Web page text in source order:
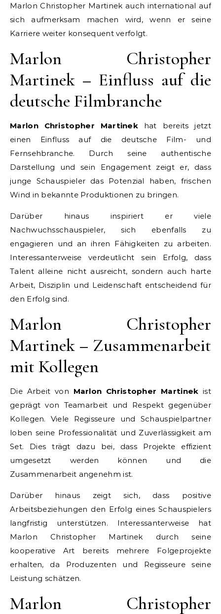
Marlon Christopher Martinek auch international auf
sich aufmerksam machen wird, wenn er seine
Karriere weiter konsequent verfolgt.
Marlon Christopher
Martinek – Einfluss auf die
deutsche Filmbranche
Marlon Christopher Martinek hat bereits jetzt
einen Einfluss auf die deutsche Film- und
Fernsehbranche. Durch seine authentische
Darstellung und sein Engagement zeigt er, dass
junge Schauspieler das Potenzial haben, frischen
Wind in bekannte Produktionen zu bringen.
Darüber hinaus inspiriert er viele
Nachwuchsschauspieler, sich ebenfalls zu
engagieren und an ihren Fähigkeiten zu arbeiten.
Interessanterweise verdeutlicht sein Erfolg, dass
Talent alleine nicht ausreicht, sondern auch harte
Arbeit, Disziplin und Leidenschaft entscheidend für
den Erfolg sind.
Marlon Christopher
Martinek – Zusammenarbeit
mit Kollegen
Die Arbeit von Marlon Christopher Martinek ist
geprägt von Teamarbeit und Respekt gegenüber
Kollegen. Viele Regisseure und Schauspielpartner
loben seine Professionalität und Zuverlässigkeit am
Set. Dies trägt dazu bei, dass Projekte effizient
umgesetzt werden können und die
Zusammenarbeit angenehm ist.
Darüber hinaus zeigt sich, dass positive
Arbeitsbeziehungen den Erfolg eines Schauspielers
langfristig unterstützen. Interessanterweise hat
Marlon Christopher Martinek durch seine
kooperative Art bereits mehrere Folgeprojekte
erhalten, da Produzenten und Regisseure seine
Leistung schätzen.
Marlon Christopher